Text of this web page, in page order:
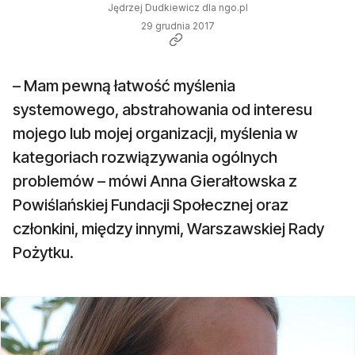
Jędrzej Dudkiewicz dla ngo.pl
29 grudnia 2017
– Mam pewną łatwość myślenia
systemowego, abstrahowania od interesu
mojego lub mojej organizacji, myślenia w
kategoriach rozwiązywania ogólnych
problemów – mówi Anna Gierałtowska z
Powiślańskiej Fundacji Społecznej oraz
członkini, między innymi, Warszawskiej Rady
Pożytku.